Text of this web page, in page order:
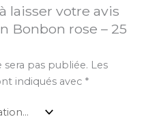
laisser votre avis
Bonbon rose – 25
pas publiée. Les
indiqués avec *